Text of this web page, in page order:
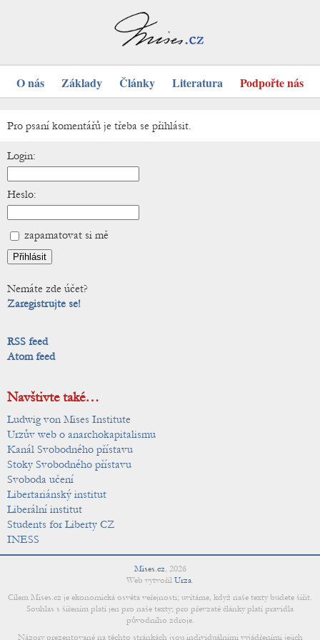
O nás Základy Články Literatura Podpořte nás
Pro psaní komentářů je třeba se přihlásit.
Login:
Heslo:
zapamatovat si mě
Nemáte zde účet?
Zaregistrujte se!
RSS feed
Atom feed
Navštivte také…
Ludwig von Mises Institute
Urzův web o anarchokapitalismu
Kanál Svobodného přístavu
Stoky Svobodného přístavu
Svoboda učení
Libertariánský institut
Liberální institut
Students for Liberty CZ
INESS
Mises.cz, 2026
Web vytvořil Urza.
Cílem Mises.cz je ekonomická osvěta veřejnosti; uvítáme, když naše texty budete šířit.
Souhlas s šířením platí jen pro naše texty; pro převzaté články platí pravidla
původního zdroje.
Názory prezentované na těchto stránkách jsou individuálními vyjádřeními jejich